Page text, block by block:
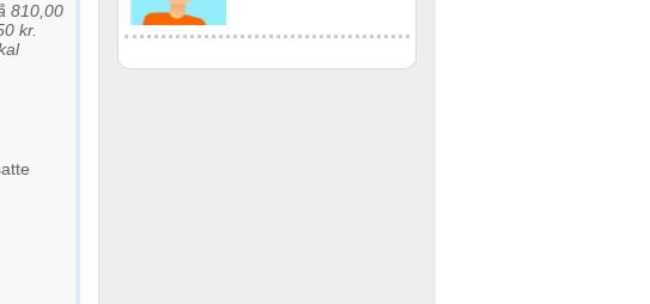
810,00
kr.